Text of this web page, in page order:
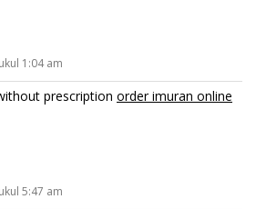
1:04 am
prescription order imuran online
5:47 am